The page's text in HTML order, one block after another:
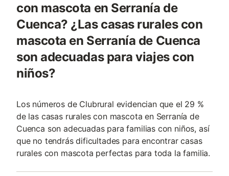
con mascota en Serranía de
Cuenca? ¿Las casas rurales con
mascota en Serranía de Cuenca
son adecuadas para viajes con
niños?
Los números de Clubrural evidencian que el 29 %
de las casas rurales con mascota en Serranía de
Cuenca son adecuadas para familias con niños, así
que no tendrás dificultades para encontrar casas
rurales con mascota perfectas para toda la familia.